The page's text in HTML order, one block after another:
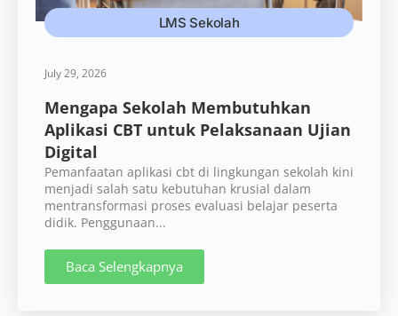
LMS Sekolah
July 29, 2026
Mengapa Sekolah Membutuhkan
Aplikasi CBT untuk Pelaksanaan Ujian
Digital
Pemanfaatan aplikasi cbt di lingkungan sekolah kini
menjadi salah satu kebutuhan krusial dalam
mentransformasi proses evaluasi belajar peserta
didik. Penggunaan...
Baca Selengkapnya